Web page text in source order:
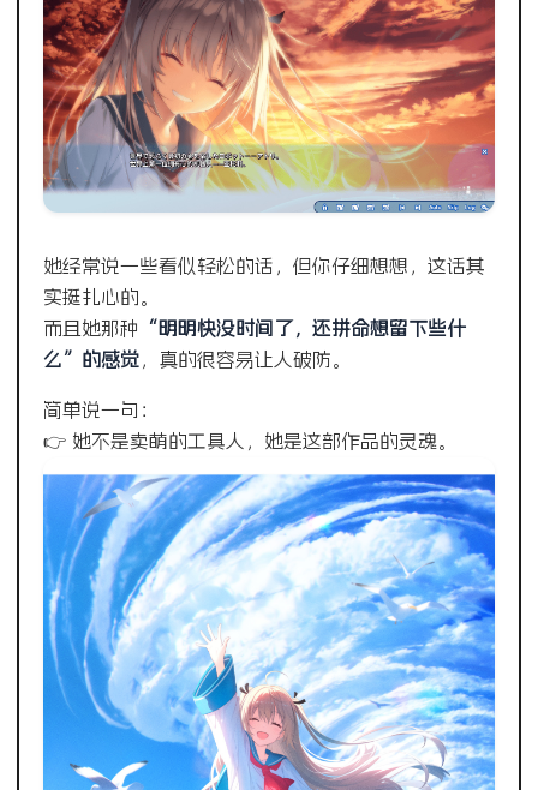
她经常说一些看似轻松的话，但你仔细想想，这话其
实挺扎心的。
而且她那种
“明明快没时间了，还拼命想留下些什
么”的感觉 ，真的很容易让人破防。
简单说一句：
👉 她不是卖萌的工具人，她是这部作品的灵魂。